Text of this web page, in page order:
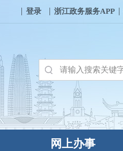
登录 浙江政务服务APP
网上办事